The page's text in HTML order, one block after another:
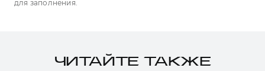
для заполнения.
ЧИТАЙТЕ ТАКЖЕ